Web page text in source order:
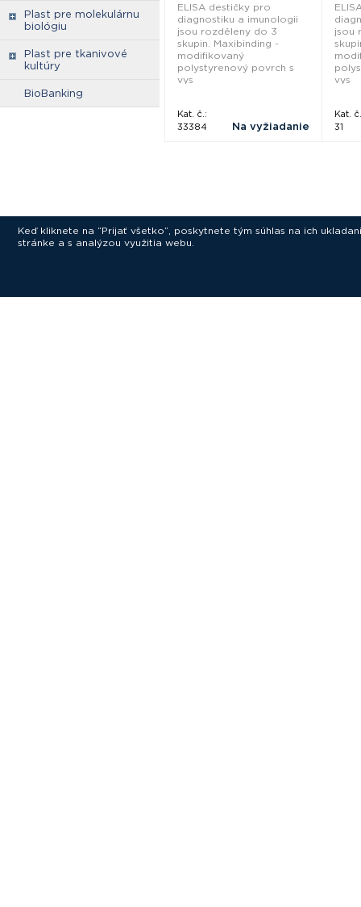
Plast pre molekulárnu
biológiu
Plast pre tkanivové
kultúry
BioBanking
ELISA destičky pro
diagnostiku a imunologii
jsou rozděleny do 3
skupin. Maxibinding -
modifikovaný
polystyrenový povrch s
vys
Kat. č.:
33384
Na vyžiadanie
jsou
vys
Kat.
31
Keď kliknete na “Prijať všetko”, poskytnete tým súhlas na ich
stránke a s analýzou využitia webu.